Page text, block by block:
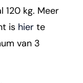
120 kg. Meer
is hier te
van 3